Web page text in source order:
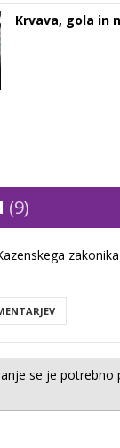
Krvava, gola in
(9)